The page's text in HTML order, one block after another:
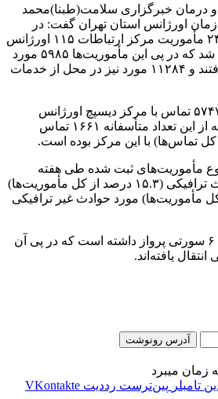
درمان خبرگزاری سلامت(طبنا)محمد
اورژانس استان تهران گفت: در
هفته گذشته مجموع ۲۴۴۱۱ مأموریت مرکز ارتباطات ۱۱۵ اورژانس
استان تهران (دیسپچ) ثبت شد که در پی این مأموریت‌ها ۵۹۸۵ مورد
به مراکز درمانی انتقال یافتند و ۱۱۲۸۴ مورد نیز در محل از خدمات
وی افزود: در این مدت ۵۷۴۷۸ تماس با مرکز دیسپچ اورژانس
استان تهران برقرار شد که از این تعداد متأسفانه ۱۶۶۱ تماس
مأموریت‌های ثبت شده طی هفته
گذشته، ۳۷۵۸ مورد حوادث ترافیکی (۱۵.۳ درصد از کل مأموریت‌ها)
درصد از کل مأموریت‌ها) مورد حوادث غیر ترافیکی
وی گفت: اورژانس هوایی ۶ سورتی پرواز داشته است که در پی آن
آدرس رونوشت
‫تامبلر ‫پین‌ترست ‫رددیت ‫VKontakte